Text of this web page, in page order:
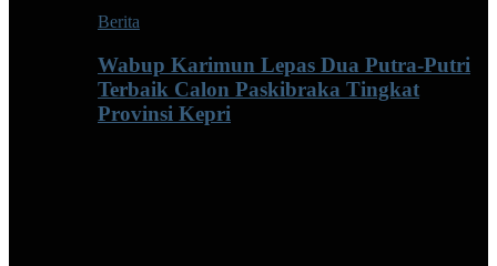
Berita
Wabup Karimun Lepas Dua Putra-Putri
Terbaik Calon Paskibraka Tingkat
Provinsi Kepri